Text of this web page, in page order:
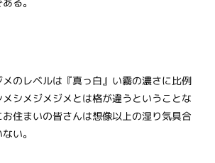
のレベルは『真っ白』い霧の濃さに比例
シメジメジメとは格が違うということな
住まいの皆さんは想像以上の湿り気具合
い。